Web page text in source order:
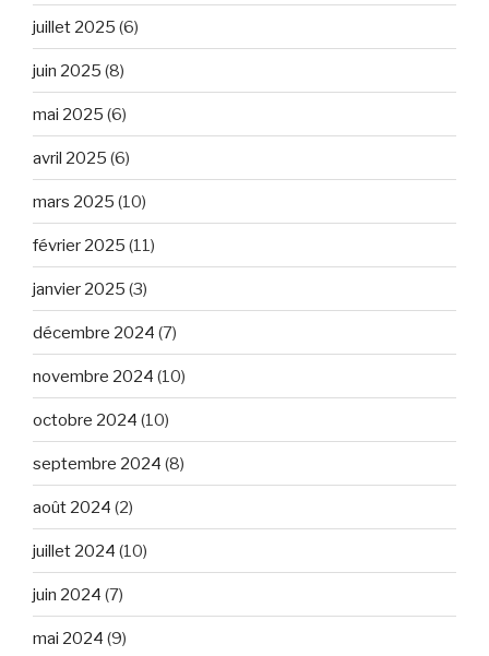
juillet 2025 (6)
juin 2025 (8)
mai 2025 (6)
avril 2025 (6)
mars 2025 (10)
février 2025 (11)
janvier 2025 (3)
décembre 2024 (7)
novembre 2024 (10)
octobre 2024 (10)
septembre 2024 (8)
août 2024 (2)
juillet 2024 (10)
juin 2024 (7)
mai 2024 (9)